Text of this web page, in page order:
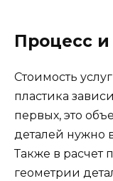
Процесс и
Стоимость
пластика
первых, это
деталей нужно
Также в расчет
геометрии